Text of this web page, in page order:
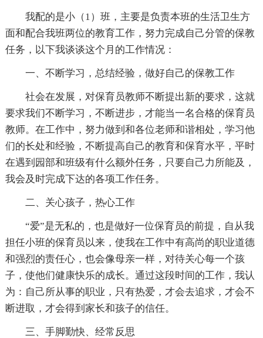
我配的是小（1）班，主要是负责本班的生活卫生方
面和配合我班两位的教育工作，努力完成自己分管的保教
任务，以下我谈谈这个月的工作情况：
一、不断学习，总结经验，做好自己的保教工作
社会在发展，对保育员教师不断提出新的要求，这就
要求我们不断学习，不断进步，才能当一名合格的保育员
教师。在工作中，努力做到和各位老师和谐相处，学习他
们的长处和经验，不断提高自己的教育和保育水平，平时
在遇到园部和班级有什么额外任务，只要自己力所能及，
我会及时完成下达的各项工作任务。
二、关心孩子，热心工作
“爱”是无私的，也是做好一位保育员的前提，自从我
担任小班的保育员以来，使我在工作中有高尚的职业道德
和强烈的责任心，也会像母亲一样，对待关心每一个孩
子，使他们健康快乐的成长。通过这段时间的工作，我认
为：自己所从事的职业，只有热爱，才会去追求，才会不
断进取，才会得到家长和孩子的信任。
三、手脚勤快、经常反思